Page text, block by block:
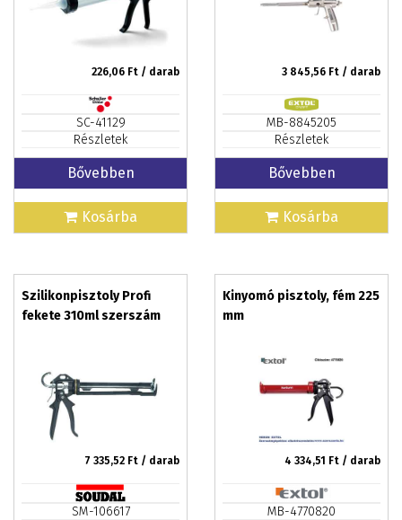
226,06 Ft / darab
SC-41129
Részletek
Bővebben
Kosárba
3 845,56 Ft / darab
MB-8845205
Részletek
Bővebben
Kosárba
Szilikonpisztoly Profi
fekete 310ml szerszám
7 335,52 Ft / darab
SM-106617
Kinyomó pisztoly, fém 225
mm
4 334,51 Ft / darab
MB-4770820